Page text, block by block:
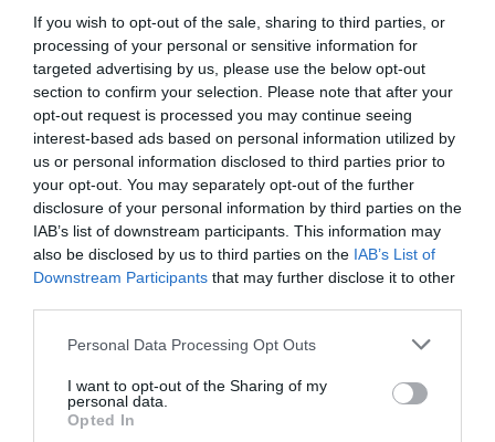
If you wish to opt-out of the sale, sharing to third parties, or
processing of your personal or sensitive information for
targeted advertising by us, please use the below opt-out
section to confirm your selection. Please note that after your
opt-out request is processed you may continue seeing
interest-based ads based on personal information utilized by
us or personal information disclosed to third parties prior to
your opt-out. You may separately opt-out of the further
disclosure of your personal information by third parties on the
IAB’s list of downstream participants. This information may
also be disclosed by us to third parties on the IAB’s List of
Downstream Participants that may further disclose it to other
Please note that this website/app uses one or more Google
not limited to your visit or usage behaviour. You may click to
grant or deny consent to Google and its third-party tags to
use your data for below specified purposes in below Google
Personal Data Processing Opt Outs
I want to opt-out of the Sharing of my
personal data.
Opted In
lehetett volna választani
(ezersziget és kapros).
Megkérdeztem a hölgyet, hogy
ki tudnánk-e valami másra
cserélni vagy kérhetnék-e
valami mást abban az árban.
A hölgy helyeselt, hogy
persze, megoldható.
Kiválasztottam egy egyébként
olcsóbb ételt és tartotta a
terminált, gondoltam kifizetem,
majd a különbözetet
Kifizettette velem az új ételt, és
azt is amiről nem kaptam